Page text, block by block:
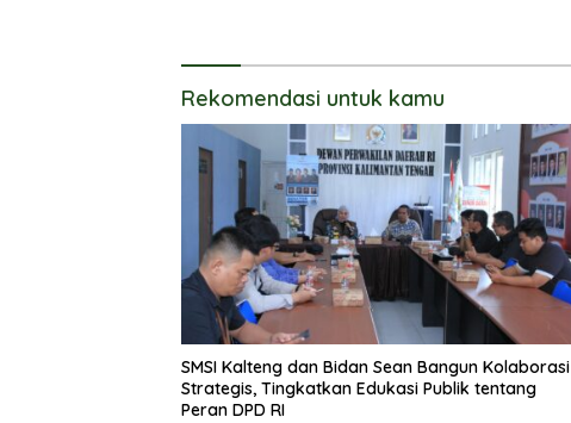
Rekomendasi untuk kamu
SMSI Kalteng dan Bidan Sean Bangun Kolaborasi
Strategis, Tingkatkan Edukasi Publik tentang
Peran DPD RI